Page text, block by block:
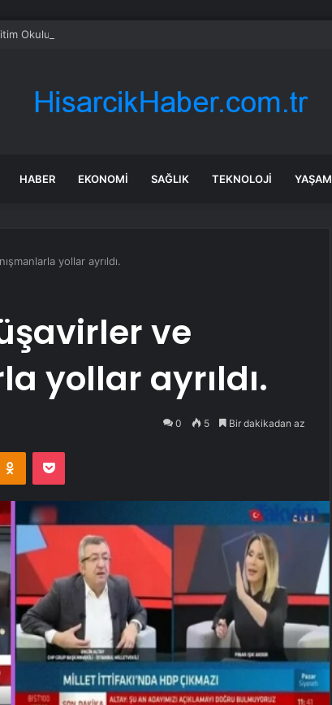
Okulu Yıl Sonu Etkinliği Düzenledi
HABER EKONOMI SAĞLIK TEKNOLOJI YAŞAM
yollar ayrıldı.
ve
yollar ayrıldı.
0 5 Bir dakikadan az
Odnoklassniki
Pocket